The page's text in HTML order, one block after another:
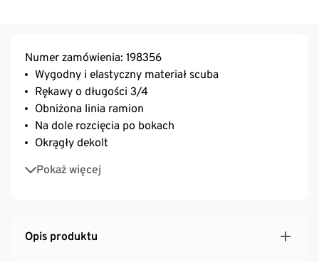
Numer zamówienia: 198356
Wygodny i elastyczny materiał scuba
Rękawy o długości 3/4
Obniżona linia ramion
Na dole rozcięcia po bokach
Okrągły dekolt
Pokaż więcej
Z zawartością elastanu: utrzymuje kształt,
doskonale leży i zapewnia wysoki komfort noszenia
Opis produktu